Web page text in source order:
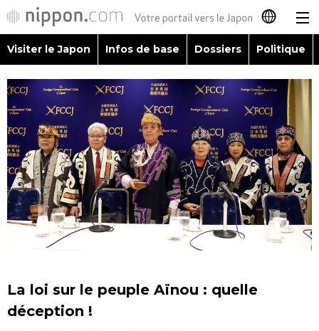
日本語
English
简体字
繁體字
Español
العربية
Visiter le Japon
Infos de base
Dossiers
Économie
Visiter le Japon Infos de base Dossiers Politique
La loi sur le peuple Aïnou : quelle
déception !